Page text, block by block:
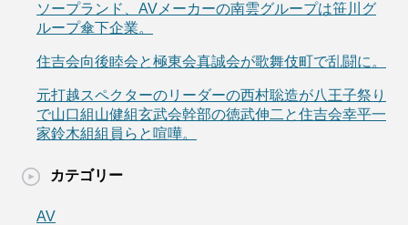
ソープランド、AVメーカーの南雲グループは笹川グ
ループ傘下企業。
住吉会向後睦会と極東会真誠会が歌舞伎町で乱闘に。
元打越スペクターのリーダーの西村聡造が八王子祭り
で山口組山健組玄武会幹部の徳武伸二と住吉会幸平一
家鈴木組組員らと喧嘩。
カテゴリー
AV